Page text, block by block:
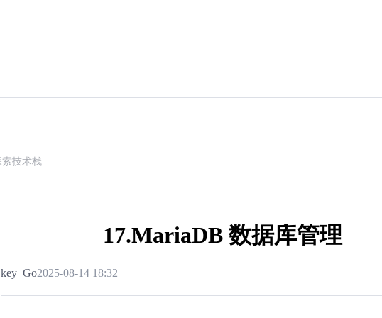
17.MariaDB 数据库管理
key_Go2025-08-14 18:32